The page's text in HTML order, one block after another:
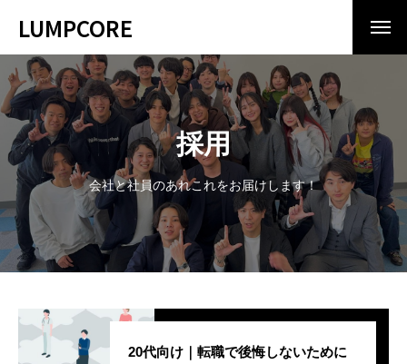
LUMPCORE
COMPANY 会社情報
ランプコアとは
No.1ベンチャー企業ランプコアの秘密
INTERVIEW スタッフ紹介
CULTURE 夢忠人
RECRUIT 採用情報
採用
会社と社員のあれこれをお届けします！
20代向け｜転職で後悔しないために